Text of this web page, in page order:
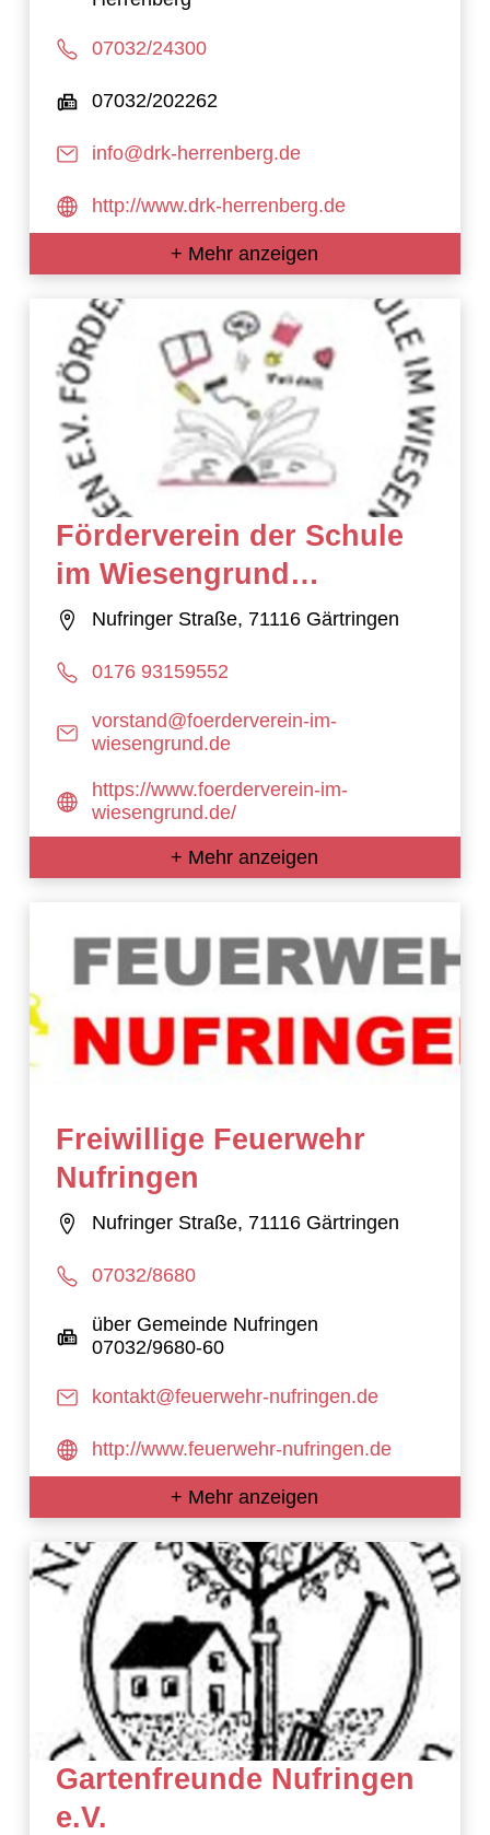
07032/24300
07032/202262
info@drk-herrenberg.de
http://www.drk-herrenberg.de
+ Mehr anzeigen
Förderverein der Schule
im Wiesengrund
Nufringen e.V.
Nufringer Straße, 71116 Gärtringen
0176 93159552
vorstand@foerderverein-im-
wiesengrund.de
https://www.foerderverein-im-
wiesengrund.de/
+ Mehr anzeigen
Freiwillige Feuerwehr
Nufringen
Nufringer Straße, 71116 Gärtringen
07032/8680
über Gemeinde Nufringen
07032/9680-60
kontakt@feuerwehr-nufringen.de
http://www.feuerwehr-nufringen.de
+ Mehr anzeigen
Gartenfreunde Nufringen
e.V.